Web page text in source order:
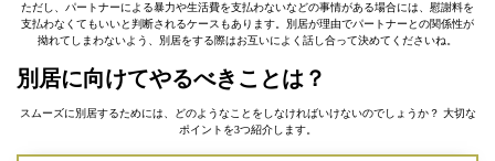
ただし、パートナーによる暴力や生活費を支払わないなどの事情がある場合には、慰謝料を
支払わなくてもいいと判断されるケースもあります。別居が理由でパートナーとの関係性が
拗れてしまわないよう、別居をする際はお互いによく話し合って決めてくださいね。
別居に向けてやるべきことは？
スムーズに別居するためには、どのようなことをしなければいけないのでしょうか？ 大切な
ポイントを3つ紹介します。